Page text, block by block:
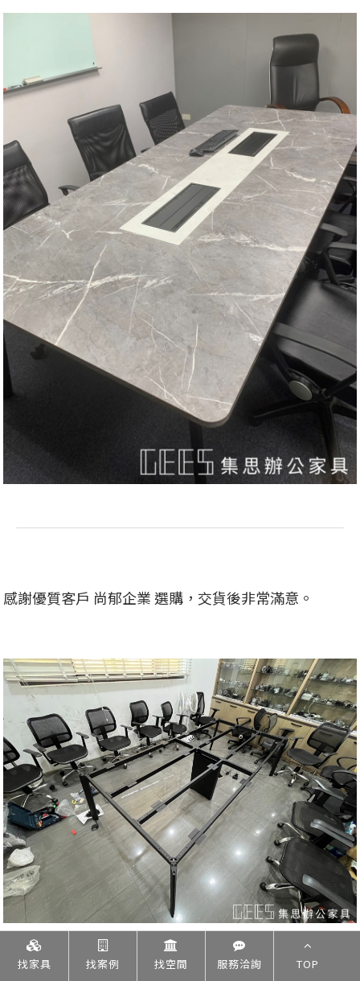
感謝優質客戶 尚郁企業 選購，交貨後非常滿意。
找家具 找案例 找空間 服務洽詢 TOP